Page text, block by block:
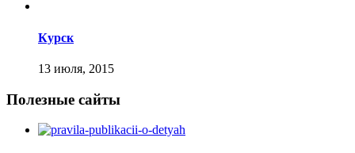
Курск
Полезные сайты